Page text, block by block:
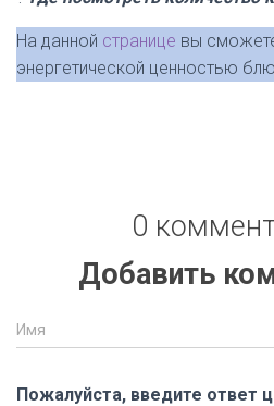
На данной странице вы
энергетической ценностью
0
Добавить
Имя
Пожалуйста, введите ответ